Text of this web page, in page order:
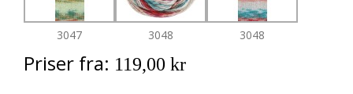
3047 3048 3048
Priser fra: 119,00 kr